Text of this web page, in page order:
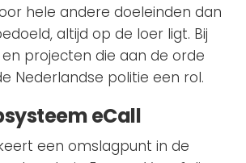
hele andere doeleinden dan
altijd op de loer ligt. Bij
projecten die aan de orde
Nederlandse politie een rol.
eCall
een omslagpunt in de